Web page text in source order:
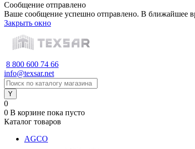
Сообщение отправлено
Ваше сообщение успешно отправлено. В ближайшее
Закрыть окно
8 800 600 74 66
info@texsar.net
0
0 В корзине пока пусто
Каталог товаров
AGCO